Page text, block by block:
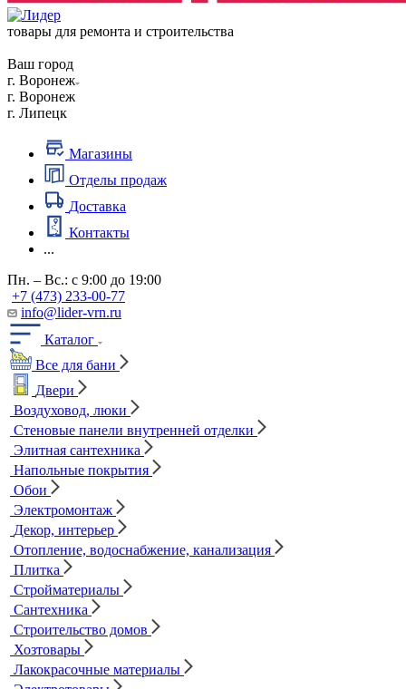
товары для ремонта и строительства
Ваш город
г. Воронеж
г. Воронеж
г. Липецк
Магазины
Отделы продаж
Доставка
Контакты
...
Пн. – Вс.: с 9:00 до 19:00
+7 (473) 233-00-77
info@lider-vrn.ru
Каталог
Все для бани
Двери
Воздуховод, люки
Стеновые панели внутренней отделки
Элитная сантехника
Напольные покрытия
Обои
Электромонтаж
Декор, интерьер
Отопление, водоснабжение, канализация
Плитка
Стройматериалы
Сантехника
Строительство домов
Хозтовары
Лакокрасочные материалы